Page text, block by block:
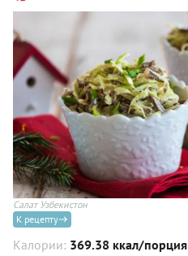
Салат Узбекистон
К рецепту
Калории: 369.38 ккал/порция